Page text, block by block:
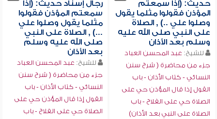
حديث: (إذا سمعتم
المؤذن فقولوا مثلما يقول
وصلوا علي ..) , الصلاة
على النبي صلى الله عليه
وسلم بعد الأذان
للشيخ: عبد المحسن العباد
جزء من محاضرة ( شرح سنن
النسائي - كتاب الأذان - باب
القول إذا قال المؤذن حي على
الصلاة حي على الفلاح - باب
الصلاة على النبي بعد الأذان)
رجال إسناد حديث: (إذا
سمعتم المؤذن فقولوا
مثلما يقول وصلوا علي
...) , الصلاة على النبي
صلى الله عليه وسلم
بعد الأذان
للشيخ: عبد المحسن العباد
جزء من محاضرة ( شرح سنن
النسائي - كتاب الأذان - باب
القول إذا قال المؤذن حي على
الصلاة حي على الفلاح - باب